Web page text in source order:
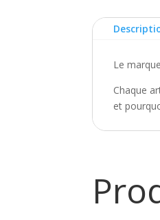
Le
Chaque
et